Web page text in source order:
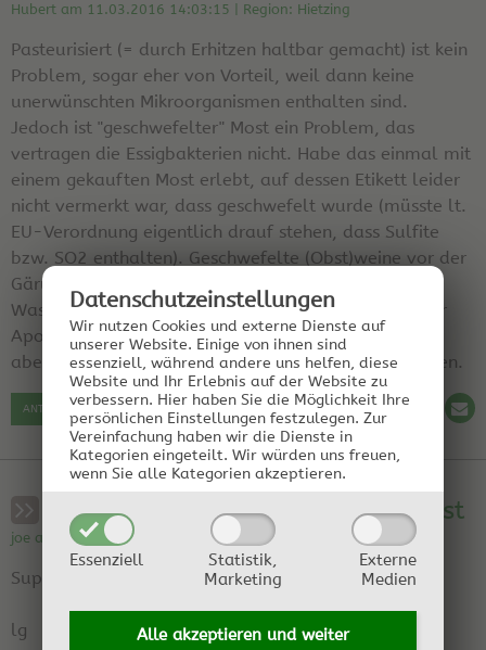
Datenschutz­einstellungen
Wir nutzen Cookies und externe Dienste auf
unserer Website. Einige von ihnen sind
essenziell, während andere uns helfen, diese
Website und Ihr Erlebnis auf der Website zu
verbessern. Hier haben Sie die Möglichkeit Ihre
persönlichen Einstellungen festzulegen. Zur
Vereinfachung haben wir die Dienste in
Kategorien eingeteilt. Wir würden uns freuen,
wenn Sie alle Kategorien akzeptieren.
Essenziell
Statistik,
Marketing
Externe
Medien
Alle akzeptieren und weiter
Hubert am 11.03.2016 14:03:15 | Region: Hietzing
Pasteurisiert (= durch Erhitzen haltbar gemacht) ist kein
Problem, sogar eher von Vorteil, weil dann keine
unerwünschten Mikroorganismen enthalten sind.
Jedoch ist "geschwefelter" Most ein Problem, das
vertragen die Essigbakterien nicht. Habe das einmal mit
einem gekauften Most erlebt, auf dessen Etikett leider
nicht vermerkt war, dass geschwefelt wurde (müsste lt.
EU-Verordnung eigentlich drauf stehen, dass Sulfite
bzw. SO2 enthalten). Geschwefelte (Obst)weine vor der
Gärung entschwefeln, z.B. mit 3%'iger
Wasserstoffperoxidlösung zum Mundgurgeln aus der
Apotheke (Menge habe ich jetzt nicht im Kopf, steht
aber im Buch) oder elends langes schäumendes Mixen.
ANTWORT SCHREIBEN
RE: Essig aus pasteurisierten Most
joe am 11.03.2016 15:08:05 | Region: wien
Super danke für die schnelle Info :)
lg